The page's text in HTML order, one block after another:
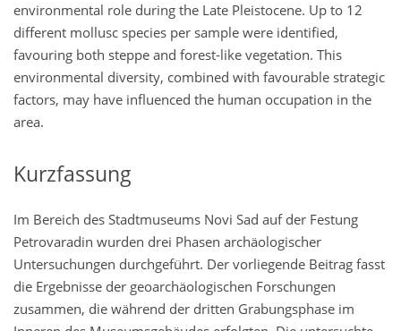
environmental role during the Late Pleistocene. Up to 12
different mollusc species per sample were identified,
favouring both steppe and forest-like vegetation. This
environmental diversity, combined with favourable strategic
factors, may have influenced the human occupation in the
area.
Kurzfassung
Im Bereich des Stadtmuseums Novi Sad auf der Festung
Petrovaradin wurden drei Phasen archäologischer
Untersuchungen durchgeführt. Der vorliegende Beitrag fasst
die Ergebnisse der geoarchäologischen Forschungen
zusammen, die während der dritten Grabungsphase im